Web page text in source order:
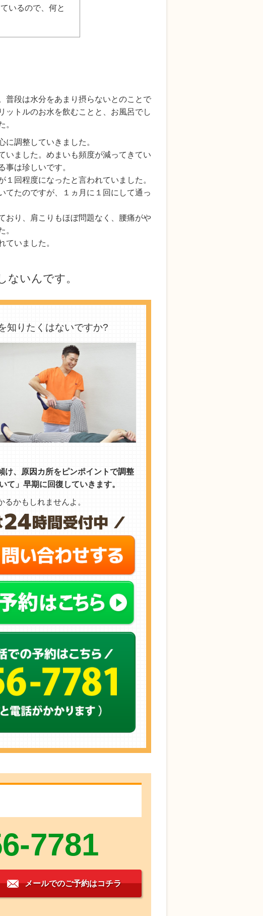
いるので、何と
普段は水分をあまり摂らないとのことで
ットルのお水を飲むことと、お風呂でし
。
調整していきました。
いました。めまいも頻度が減ってきてい
事は珍しいです。
回程度になったと言われていました。
てたのですが、１ヵ月に１回にして通っ
おり、肩こりもほぼ問題なく、腰痛がや
。
ていました。
ないんです。
知りたくはないですか?
け、原因カ所をピンポイントで調整
て」早期に回復していきます。
かもしれませんよ。
7781
メールでのご予約はコチラ